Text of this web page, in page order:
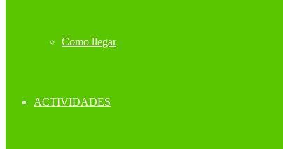
Como llegar
ACTIVIDADES